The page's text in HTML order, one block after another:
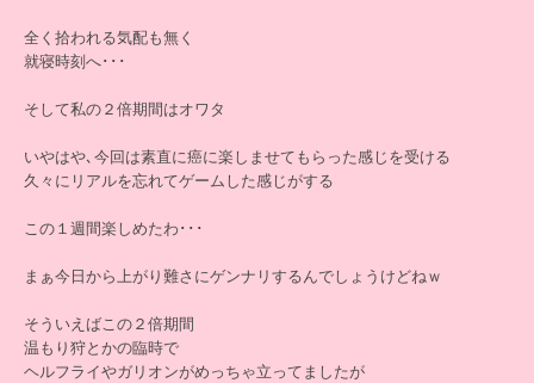
全く拾われる気配も無く
就寝時刻へ･･･
そして私の２倍期間はオワタ
いやはや､今回は素直に癌に楽しませてもらった感じを受ける
久々にリアルを忘れてゲームした感じがする
この１週間楽しめたわ･･･
まぁ今日から上がり難さにゲンナリするんでしょうけどねｗ
そういえばこの２倍期間
温もり狩とかの臨時で
ヘルフライやガリオンがめっちゃ立ってましたが